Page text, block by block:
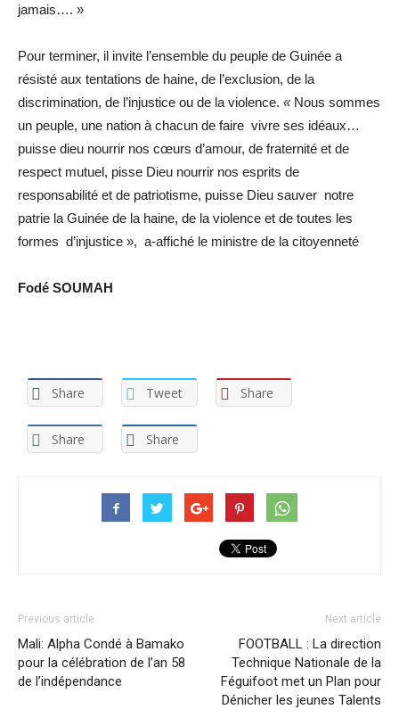
jamais…. »
Pour terminer, il invite l’ensemble du peuple de Guinée a
résisté aux tentations de haine, de l’exclusion, de la
discrimination, de l’injustice ou de la violence. « Nous sommes
un peuple, une nation à chacun de faire vivre ses idéaux…
puisse dieu nourrir nos cœurs d’amour, de fraternité et de
respect mutuel, pisse Dieu nourrir nos esprits de
responsabilité et de patriotisme, puisse Dieu sauver notre
patrie la Guinée de la haine, de la violence et de toutes les
formes d’injustice », a-affiché le ministre de la citoyenneté
Fodé SOUMAH
Share Tweet Share
Share Share
Previous article
Mali: Alpha Condé à Bamako
pour la célébration de l’an 58
de l’indépendance
Next article
FOOTBALL : La direction
Technique Nationale de la
Féguifoot met un Plan pour
Dénicher les jeunes Talents